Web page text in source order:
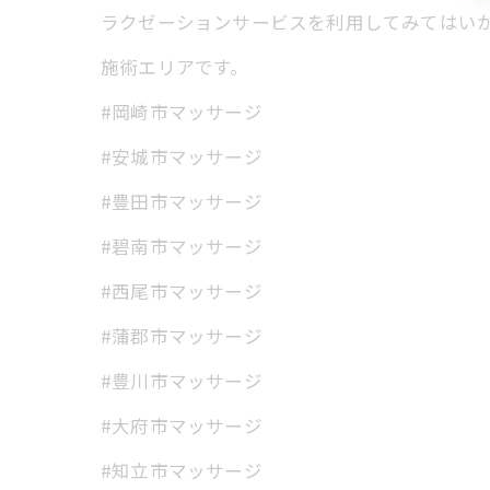
ラクゼーションサービスを利用してみてはい
施術エリアです。
#岡崎市マッサージ
#安城市マッサージ
#豊田市マッサージ
#碧南市マッサージ
#西尾市マッサージ
#蒲郡市マッサージ
#豊川市マッサージ
#大府市マッサージ
#知立市マッサージ